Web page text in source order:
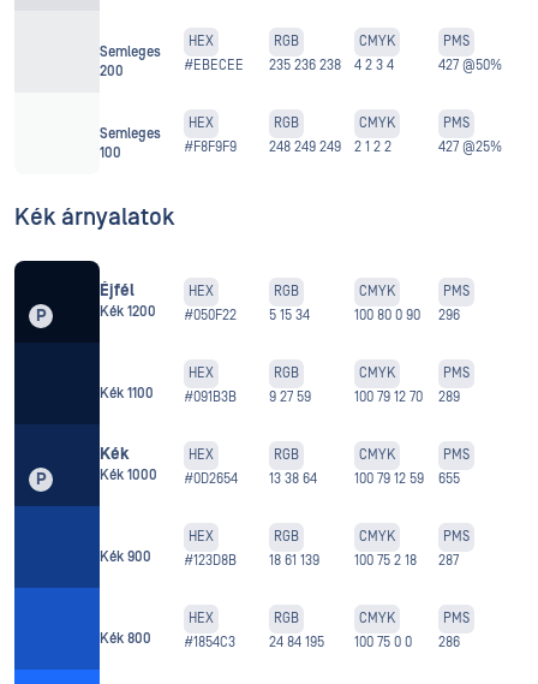
Semleges
200
HEX
#EBECEE
RGB
235 236 238
CMYK
4 2 3 4
PMS
427 @50%
Semleges
100
HEX
#F8F9F9
RGB
248 249 249
CMYK
2 1 2 2
PMS
427 @25%
Kék árnyalatok
P
Éjfél
Kék 1200
HEX
#050F22
RGB
5 15 34
CMYK
100 80 0 90
PMS
296
Kék 1100
HEX
#091B3B
RGB
9 27 59
CMYK
100 79 12 70
PMS
289
P
Kék
Kék 1000
HEX
#0D2654
RGB
13 38 64
CMYK
100 79 12 59
PMS
655
Kék 900
HEX
#123D8B
RGB
18 61 139
CMYK
100 75 2 18
PMS
287
Kék 800
HEX
#1854C3
RGB
24 84 195
CMYK
100 75 0 0
PMS
286